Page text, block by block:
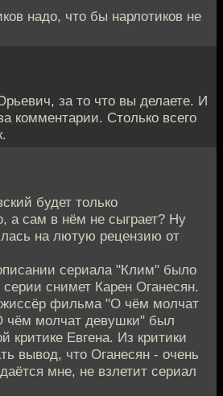
надо, что бы нарлотиков не
за то что вы делаете. И
комментарии. Столько всего
будет только
а сам в нём не сыграет? Ну
на лютую рецензию от
сериала "Клим" было
серии снимет Карен Оганесян.
фильма "О чём молчат
молчат девушки" был
критике Евгена. Из критики
вывод, что Оганесян - очень
мне, не взлетит сериал